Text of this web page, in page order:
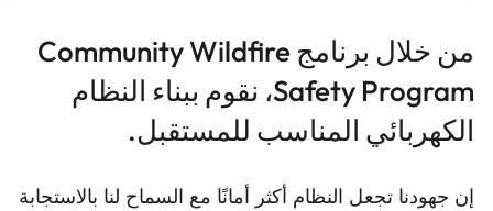
من خلال برنامج Community Wildfire
Safety Program، نقوم ببناء النظام
الكهربائي المناسب للمستقبل.
إن جهودنا تجعل النظام أكثر أمانًا مع السماح لنا بالاستجابة